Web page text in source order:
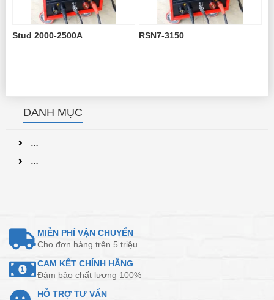
Stud 2000-2500A RSN7-3150
DANH MỤC
…
…
MIỄN PHÍ VẬN CHUYỂN
Cho đơn hàng trên 5 triệu
CAM KẾT CHÍNH HÃNG
Đảm bảo chất lượng 100%
HỖ TRỢ TƯ VẤN